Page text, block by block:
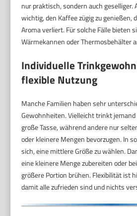
nur praktisch, sondern auch geselliger.
wichtig, den Kaffee zügig zu genießen,
Aroma verliert. Für solche Fälle bieten
Wärmekannen oder Thermosbehälter
Individuelle
flexible Nutzung
Manche Familien haben sehr
Gewohnheiten. Vielleicht trinkt
große Tasse, während andere nur
oder kleinere Mengen bevorzugen. In
sich, eine mittlere Größe zu wählen.
eine kleinere Menge zubereiten oder
größere Portion brühen. Flexibilität ist
damit alle zufrieden sind und nichts